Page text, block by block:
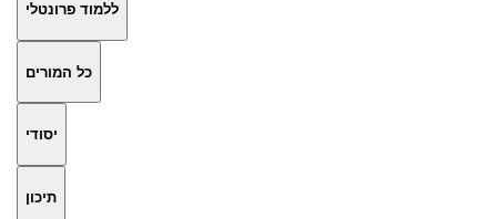
ללמוד פרונטלי
כל המורים
יסודי
תיכון